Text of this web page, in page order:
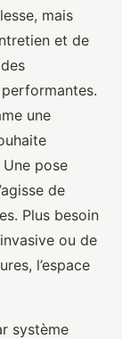
mais
et de
une
pose
de
Plus besoin
ou de
l’espace
système